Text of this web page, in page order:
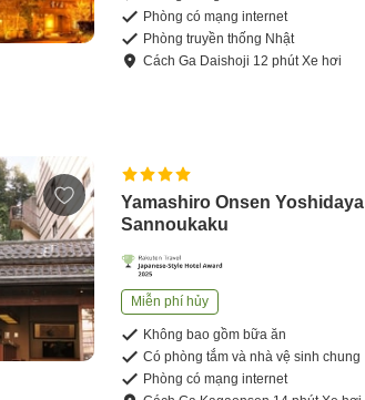
Phòng có mạng internet
Phòng truyền thống Nhật
CáchGa Daishoji 12 phútXe hơi
Yamashiro Onsen Yoshidaya
Sannoukaku
Miễn phí hủy
Không bao gồm bữa ăn
Có phòng tắm và nhà vệ sinh chung
Phòng có mạng internet